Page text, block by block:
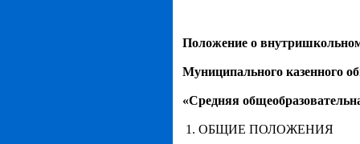
Положение о
Муниципального казенного
«Средняя
1. ОБЩИЕ ПОЛОЖЕНИЯ